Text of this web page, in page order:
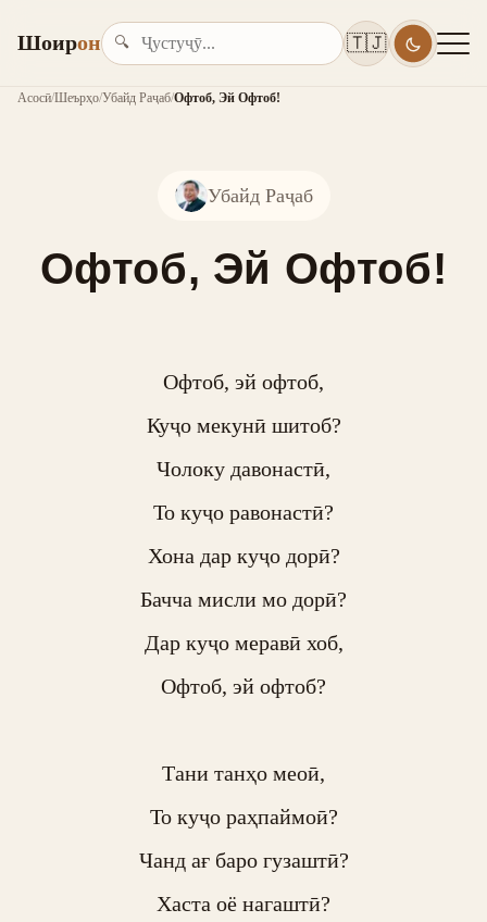
Шоирон 🔍 🇹🇯
Асосӣ/Шеърҳо/Убайд Раҷаб/Офтоб, Эй Офтоб!
Убайд Раҷаб
Офтоб, Эй Офтоб!
Офтоб, эй офтоб,
Куҷо мекунӣ шитоб?
Чолоку давонастӣ,
То куҷо равонастӣ?
Хона дар куҷо дорӣ?
Бачча мисли мо дорӣ?
Дар куҷо меравӣ хоб,
Офтоб, эй офтоб?
Тани танҳо меоӣ,
То куҷо раҳпаймоӣ?
Чанд ағ баро гузаштӣ?
Хаста оё нагаштӣ?